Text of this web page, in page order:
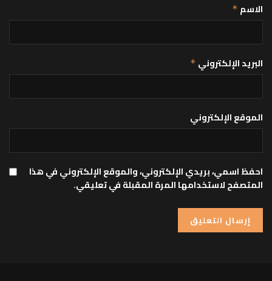
الاسم *
البريد الإلكتروني *
الموقع الإلكتروني
احفظ اسمي، بريدي الإلكتروني، والموقع الإلكتروني في هذا
المتصفح لاستخدامها المرة المقبلة في تعليقي.